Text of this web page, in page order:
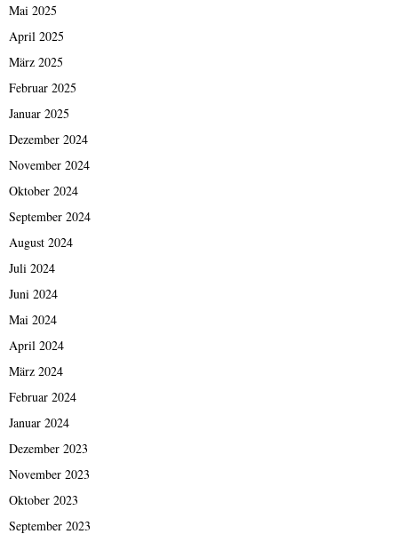
Mai 2025
April 2025
März 2025
Februar 2025
Januar 2025
Dezember 2024
November 2024
Oktober 2024
September 2024
August 2024
Juli 2024
Juni 2024
Mai 2024
April 2024
März 2024
Februar 2024
Januar 2024
Dezember 2023
November 2023
Oktober 2023
September 2023